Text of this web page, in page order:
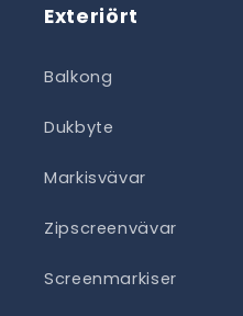
Exteriört
Balkong
Dukbyte
Markisvävar
Zipscreenvävar
Screenmarkiser